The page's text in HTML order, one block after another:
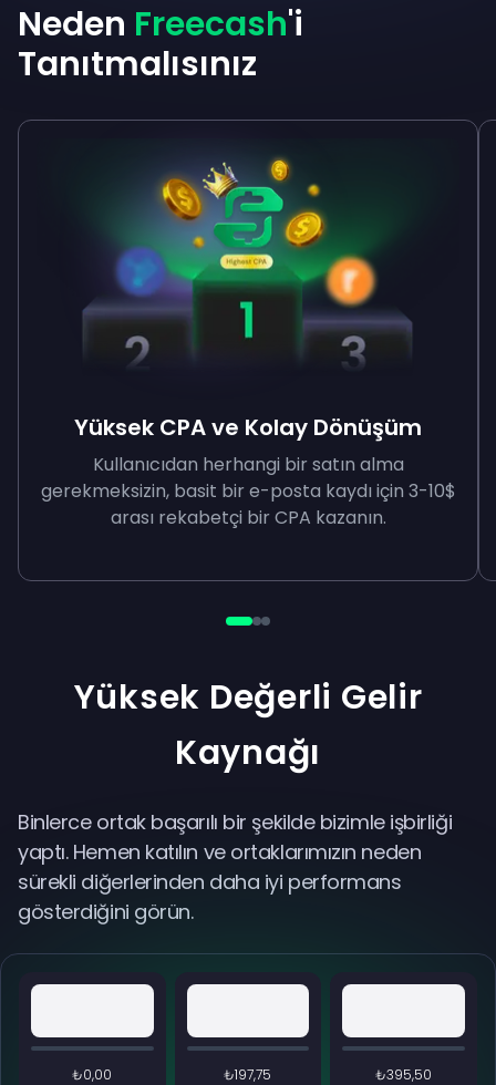
Neden Freecash'i
Tanıtmalısınız
Yüksek CPA ve Kolay Dönüşüm
Kullanıcıdan herhangi bir satın alma
gerekmeksizin, basit bir e-posta kaydı için 3-10$
arası rekabetçi bir CPA kazanın.
₺0,00 ₺197,75 ₺395,50
Yüksek Değerli Gelir
Kaynağı
Binlerce ortak başarılı bir şekilde bizimle işbirliği
yaptı. Hemen katılın ve ortaklarımızın neden
sürekli diğerlerinden daha iyi performans
gösterdiğini görün.